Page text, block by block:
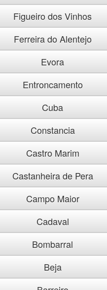
Figueiro dos Vinhos
Ferreira do Alentejo
Evora
Entroncamento
Cuba
Constancia
Castro Marim
Castanheira de Pera
Campo Maior
Cadaval
Bombarral
Beja